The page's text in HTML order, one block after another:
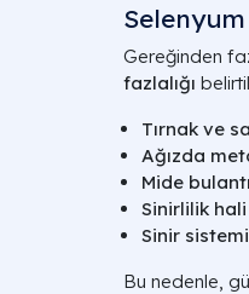
Selenyum
Gereğinden
fazlalığı
Tırnak ve
Ağızda
Mide
Sinirlilik hali
Sinir
Bu nedenle,